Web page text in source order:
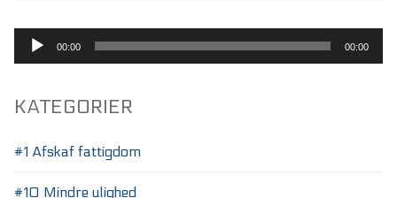
Lydafspiller
00:00 00:00
KATEGORIER
#1 Afskaf fattigdom
#10 Mindre ulighed